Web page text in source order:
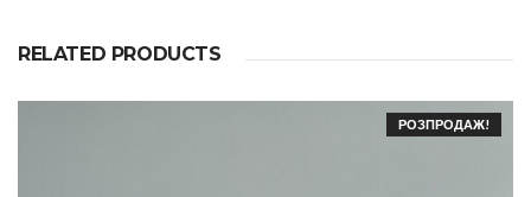
n
t
t
RELATED PRODUCTS
РОЗПРОДАЖ!